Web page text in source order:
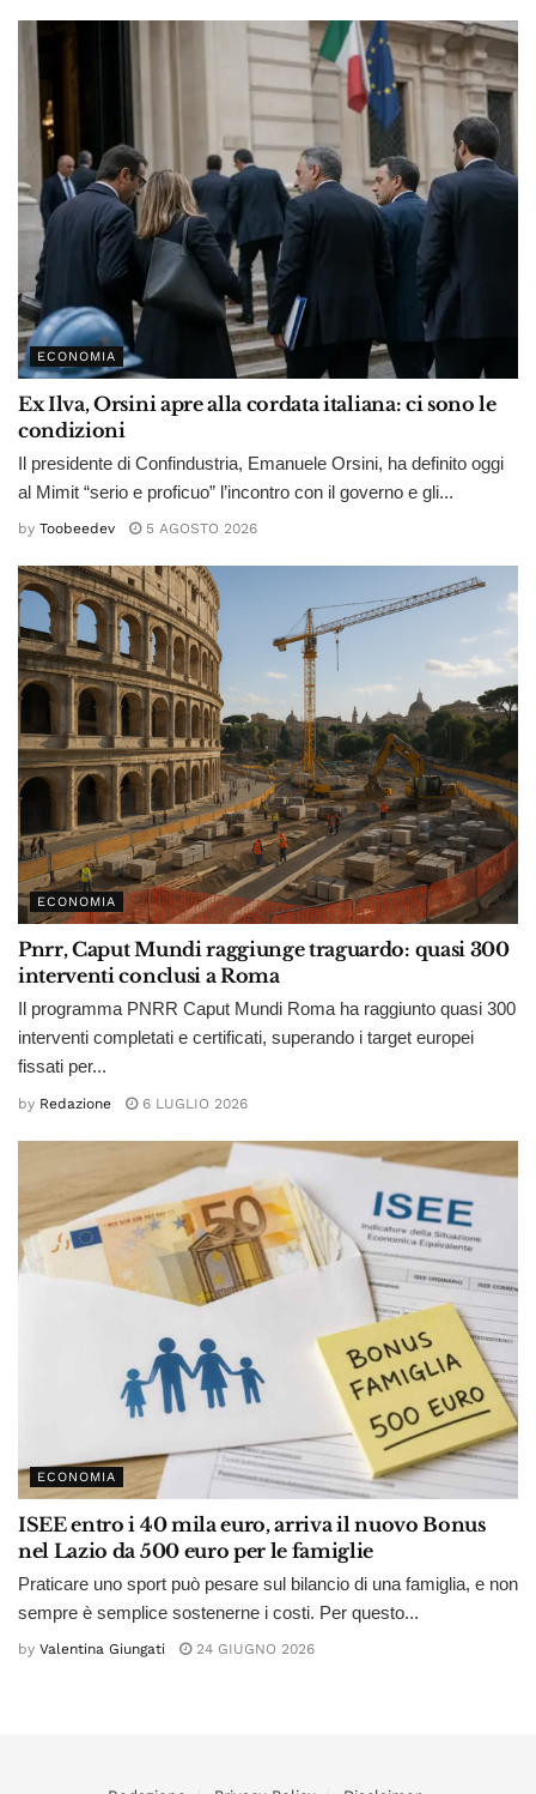
ECONOMIA
Ex Ilva, Orsini apre alla cordata italiana: ci sono le
condizioni
Il presidente di Confindustria, Emanuele Orsini, ha definito oggi
al Mimit “serio e proficuo” l’incontro con il governo e gli...
by Toobeedev 5 AGOSTO 2026
ECONOMIA
Pnrr, Caput Mundi raggiunge traguardo: quasi 300
interventi conclusi a Roma
Il programma PNRR Caput Mundi Roma ha raggiunto quasi 300
interventi completati e certificati, superando i target europei
fissati per...
by Redazione 6 LUGLIO 2026
ECONOMIA
ISEE entro i 40 mila euro, arriva il nuovo Bonus
nel Lazio da 500 euro per le famiglie
Praticare uno sport può pesare sul bilancio di una famiglia, e non
sempre è semplice sostenerne i costi. Per questo...
by Valentina Giungati 24 GIUGNO 2026